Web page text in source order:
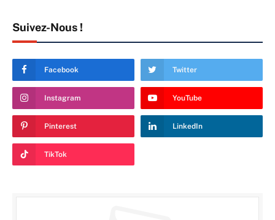
Suivez-Nous !
Facebook Twitter
Instagram YouTube
Pinterest LinkedIn
TikTok